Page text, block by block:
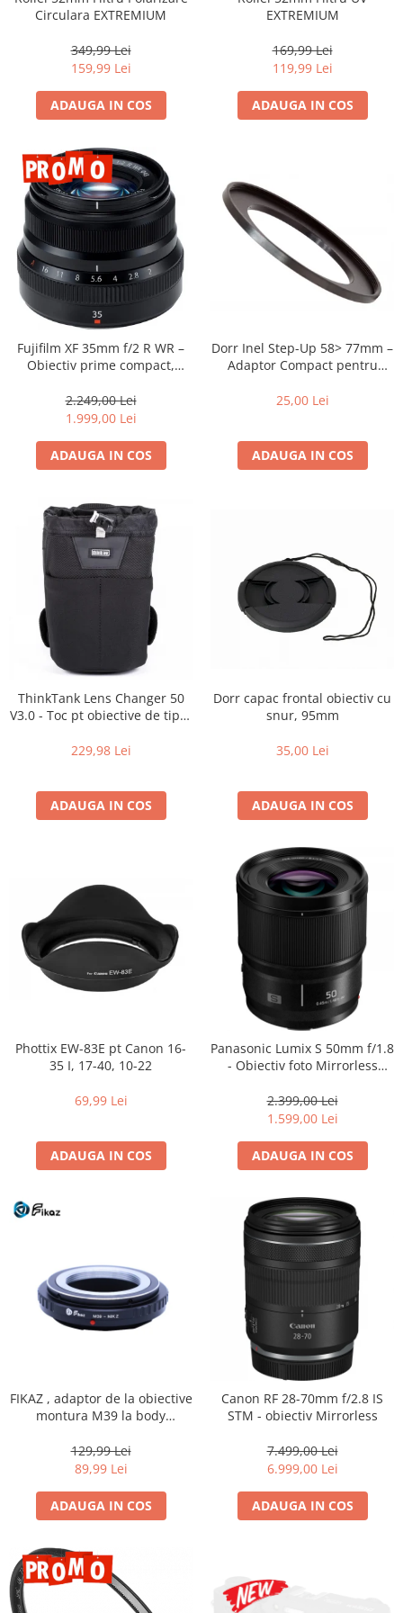
Vizor
Accesorii diverse
Circulara EXTREMIUM
349,99 Lei
159,99 Lei
ADAUGA IN COS
EXTREMIUM
169,99 Lei
119,99 Lei
ADAUGA IN COS
Fujifilm XF 35mm f/2 R WR –
Obiectiv prime compact,
intemperii pentru fotografie
de zi cu zi
2.249,00 Lei
1.999,00 Lei
ADAUGA IN COS
Dorr Inel Step-Up 58> 77mm –
Adaptor Compact pentru
25,00 Lei
ADAUGA IN COS
ThinkTank Lens Changer 50
V3.0 - Toc pt obiective de tipul
229,98 Lei
ADAUGA IN COS
Dorr capac frontal obiectiv cu
snur, 95mm
35,00 Lei
ADAUGA IN COS
Phottix EW-83E pt Canon 16-
35 I, 17-40, 10-22
69,99 Lei
ADAUGA IN COS
Panasonic Lumix S 50mm f/1.8
- Obiectiv foto Mirrorless
2.399,00 Lei
1.599,00 Lei
ADAUGA IN COS
FIKAZ , adaptor de la obiective
montura M39 la body
129,99 Lei
89,99 Lei
ADAUGA IN COS
Canon RF 28-70mm f/2.8 IS
STM - obiectiv Mirrorless
7.499,00 Lei
6.999,00 Lei
ADAUGA IN COS